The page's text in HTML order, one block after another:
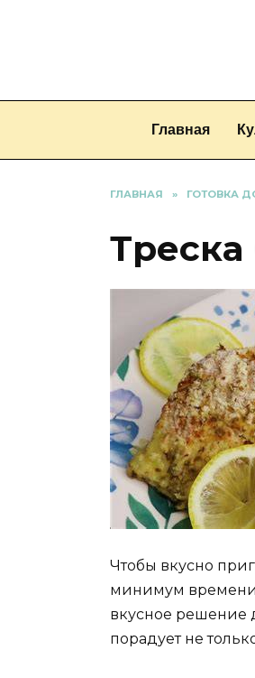
Главная
ГЛАВНАЯ » ГОТОВКА
Чтобы вкусно
минимум времени.
вкусное решение
порадует не